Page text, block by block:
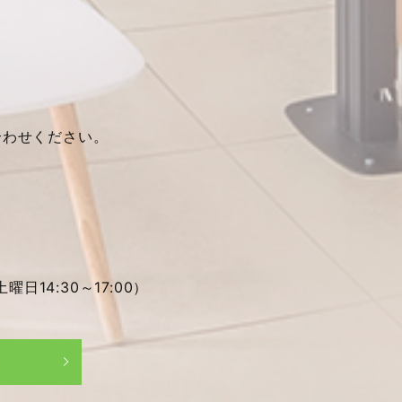
せください。
日14:30～17:00）